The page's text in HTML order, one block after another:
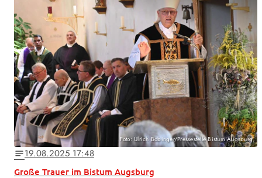
Foto: Ulrich Bobinger/Pressestelle Bistum Augsburg
notes19.08.2025 17:48
Große Trauer im Bistum Augsburg